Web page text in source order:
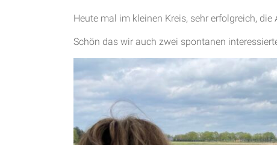
Heute mal im kleinen Kreis, sehr erfolgreich, die
Schön das wir auch zwei spontanen